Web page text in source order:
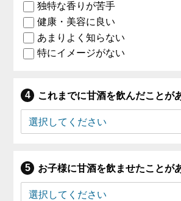
独特な香りが苦手
健康・美容に良い
あまりよく知らない
特にイメージがない
これまでに甘酒を飲んだことが
お子様に甘酒を飲ませたことが